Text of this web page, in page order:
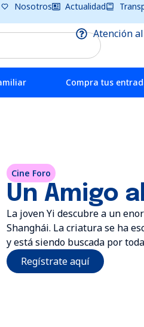
Nosotros Actualidad
Atención
Compra tus
Cine Foro
Un Amigo
La joven Yi descubre a un
Shanghái. La criatura se ha
y está siendo buscada por
Regístrate aquí